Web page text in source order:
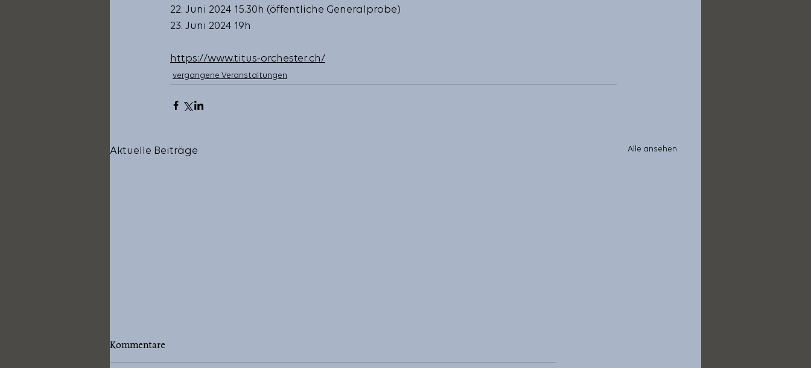
22. Juni 2024 15.30h (öffentliche Generalprobe)
23. Juni 2024 19h
https://www.titus-orchester.ch/
vergangene Veranstaltungen
Aktuelle Beiträge Alle ansehen
Kommentare